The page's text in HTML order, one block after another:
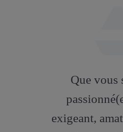
Que vous
exigeant,